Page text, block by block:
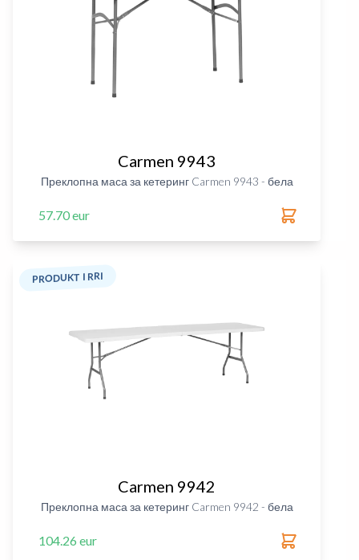
Carmen 9943
Преклопна маса за кетеринг Carmen 9943 - бела
57.70 eur
PRODUKT I RRI
Carmen 9942
Преклопна маса за кетеринг Carmen 9942 - бела
104.26 eur